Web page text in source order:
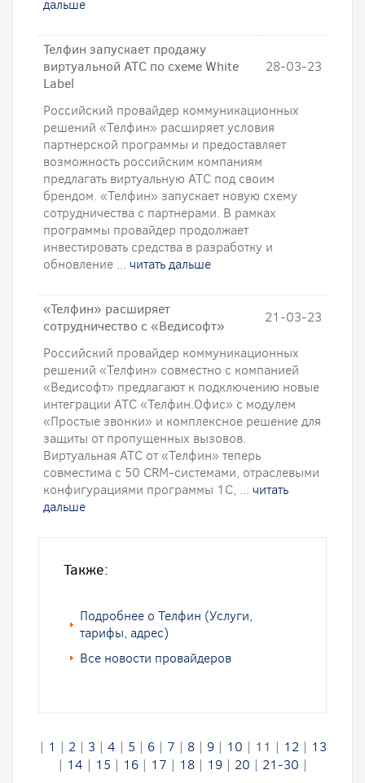
дальше
Телфин запускает продажу
виртуальной АТС по схеме White
Label
28-03-23
Российский провайдер коммуникационных
решений «Телфин» расширяет условия
партнерской программы и предоставляет
возможность российским компаниям
предлагать виртуальную АТС под своим
брендом. «Телфин» запускает новую схему
сотрудничества с партнерами. В рамках
программы провайдер продолжает
инвестировать средства в разработку и
обновление ... читать дальше
«Телфин» расширяет
сотрудничество с «Ведисофт»
21-03-23
Российский провайдер коммуникационных
решений «Телфин» совместно с компанией
«Ведисофт» предлагают к подключению новые
интеграции АТС «Телфин.Офис» с модулем
«Простые звонки» и комплексное решение для
защиты от пропущенных вызовов.
Виртуальная АТС от «Телфин» теперь
совместима с 50 CRM-системами, отраслевыми
конфигурациями программы 1С, ... читать
дальше
Также:
Подробнее о Телфин (Услуги,
тарифы, адрес)
Все новости провайдеров
| 1 | 2| 3 | 4 | 5 | 6| 7 | 8| 9| 10 | 11 | 12| 13
| 14 | 15 | 16| 17 | 18| 19| 20 | 21-30 |